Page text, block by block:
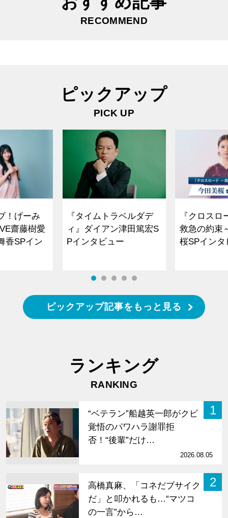
RECOMMEND
ピックアップ
PICK UP
！げーみ
齋藤樹愛
香SPイン
『タイムトラベルダデ
ィ』ダイアン津田篤宏S
Pインタビュー
『クロスロ
救急の約束
桜SPイ
ピックアップ記事をもっと見る
ランキング
RANKING
1
“ベテラン”船越英一郎がクビ
覚悟のパワハラ謝罪拒
否！“後輩”だけ…
2026.08.05
2
高橋真麻、「コネだブサイク
だ」と叩かれるも…“マツコ
の一言”から…